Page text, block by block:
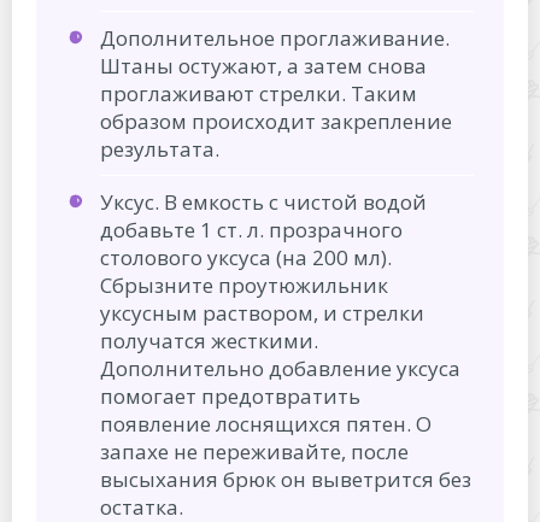
Дополнительное проглаживание.
Штаны остужают, а затем снова
проглаживают стрелки. Таким
образом происходит закрепление
результата.
Уксус. В емкость с чистой водой
добавьте 1 ст. л. прозрачного
столового уксуса (на 200 мл).
Сбрызните проутюжильник
уксусным раствором, и стрелки
получатся жесткими.
Дополнительно добавление уксуса
помогает предотвратить
появление лоснящихся пятен. О
запахе не переживайте, после
высыхания брюк он выветрится без
остатка.